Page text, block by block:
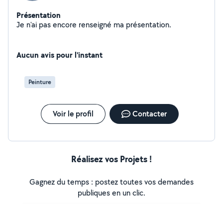
Présentation
Je n'ai pas encore renseigné ma présentation.
Aucun avis pour l'instant
Peinture
Voir le profil Contacter
Réalisez vos Projets !
Gagnez du temps : postez toutes vos demandes
publiques en un clic.